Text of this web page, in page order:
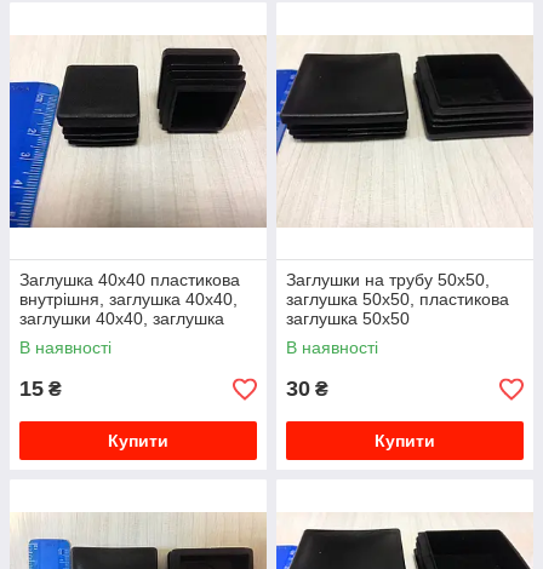
Заглушка 40х40 пластикова
внутрішня, заглушка 40х40,
заглушки 40х40, заглушка
для профільної труби
В наявності
15 ₴
Купити
Заглушки на трубу 50х50,
заглушка 50х50, пластикова
заглушка 50х50
В наявності
30 ₴
Купити